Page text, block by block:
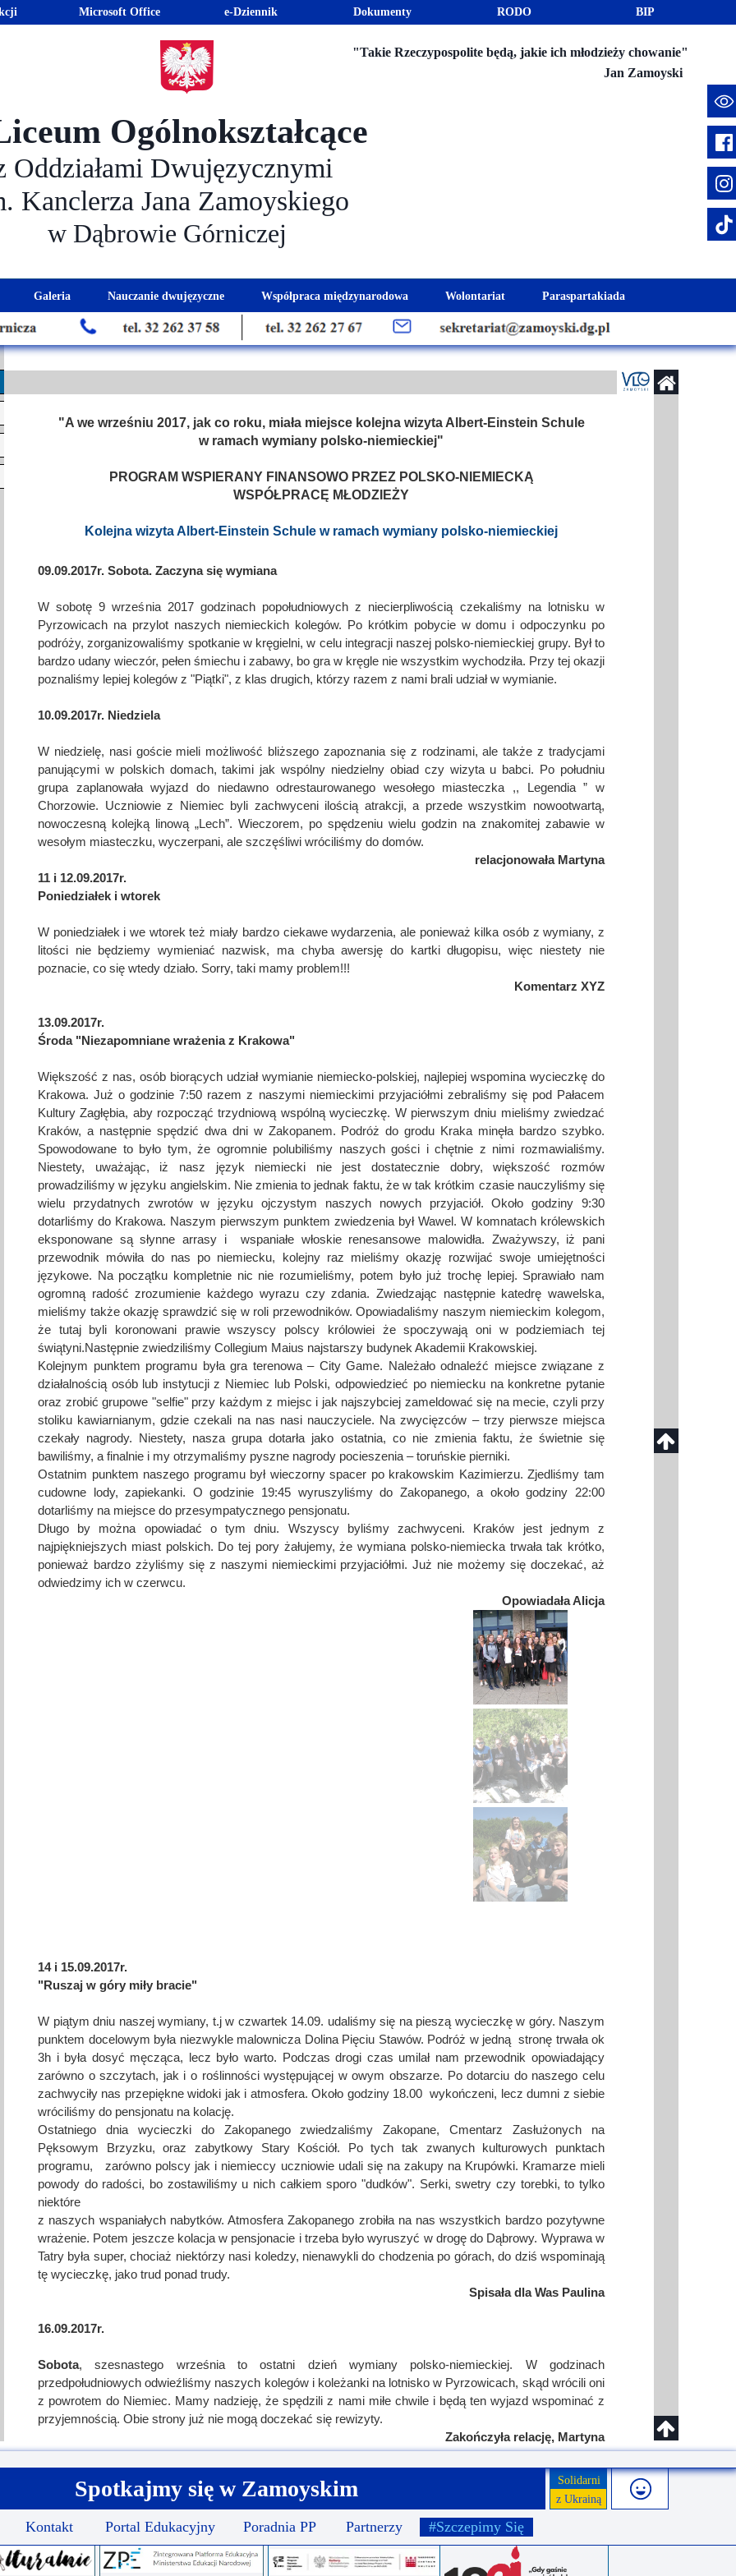
14 i 15.09.2017r.
"Ruszaj w góry miły bracie"
W piątym dniu naszej wymiany, t.j w czwartek 14.09. udaliśmy się na pieszą wycieczkę w góry. Naszym
punktem docelowym była niezwykle malownicza Dolina Pięciu Stawów. Podróż w jedną stronę trwała ok
3h i była dosyć męcząca, lecz było warto. Podczas drogi czas umilał nam przewodnik opowiadający
zarówno o szczytach, jak i o roślinności występującej w owym obszarze. Po dotarciu do naszego celu
zachwyciły nas przepiękne widoki jak i atmosfera. Około godziny 18.00 wykończeni, lecz dumni z siebie
wróciliśmy do pensjonatu na kolację.
Ostatniego dnia wycieczki do Zakopanego zwiedzaliśmy Zakopane, Cmentarz Zasłużonych na
Pęksowym Brzyzku, oraz zabytkowy Stary Kościół. Po tych tak zwanych kulturowych punktach
programu, zarówno polscy jak i niemieccy uczniowie udali się na zakupy na Krupówki. Kramarze mieli
powody do radości, bo zostawiliśmy u nich całkiem sporo "dudków". Serki, swetry czy torebki, to tylko
niektóre
z naszych wspaniałych nabytków. Atmosfera Zakopanego zrobiła na nas wszystkich bardzo pozytywne
wrażenie. Potem jeszcze kolacja w pensjonacie i trzeba było wyruszyć w drogę do Dąbrowy. Wyprawa w
Tatry była super, chociaż niektórzy nasi koledzy, nienawykli do chodzenia po górach, do dziś wspominają
tę wycieczkę, jako trud ponad trudy.
Spisała dla Was Paulina
16.09.2017r.
Sobota, szesnastego września to ostatni dzień wymiany polsko-niemieckiej. W godzinach
przedpołudniowych odwieźliśmy naszych kolegów i koleżanki na lotnisko w Pyrzowicach, skąd wrócili oni
z powrotem do Niemiec. Mamy nadzieję, że spędzili z nami miłe chwile i będą ten wyjazd wspominać z
przyjemnością. Obie strony już nie mogą doczekać się rewizyty.
Zakończyła relację, Martyna
09.09.2017r. Sobota. Zaczyna się wymiana
W sobotę 9 września 2017 godzinach popołudniowych z niecierpliwością czekaliśmy na lotnisku w
Pyrzowicach na przylot naszych niemieckich kolegów. Po krótkim pobycie w domu i odpoczynku po
podróży, zorganizowaliśmy spotkanie w kręgielni, w celu integracji naszej polsko-niemieckiej grupy. Był to
bardzo udany wieczór, pełen śmiechu i zabawy, bo gra w kręgle nie wszystkim wychodziła. Przy tej okazji
poznaliśmy lepiej kolegów z "Piątki", z klas drugich, którzy razem z nami brali udział w wymianie.
10.09.2017r. Niedziela
W niedzielę, nasi goście mieli możliwość bliższego zapoznania się z rodzinami, ale także z tradycjami
panującymi w polskich domach, takimi jak wspólny niedzielny obiad czy wizyta u babci. Po południu
grupa zaplanowała wyjazd do niedawno odrestaurowanego wesołego miasteczka ,, Legendia ” w
Chorzowie. Uczniowie z Niemiec byli zachwyceni ilością atrakcji, a przede wszystkim nowootwartą,
nowoczesną kolejką linową „Lech”. Wieczorem, po spędzeniu wielu godzin na znakomitej zabawie w
wesołym miasteczku, wyczerpani, ale szczęśliwi wróciliśmy do domów.
relacjonowała Martyna
11 i 12.09.2017r.
Poniedziałek i wtorek
W poniedziałek i we wtorek też miały bardzo ciekawe wydarzenia, ale ponieważ kilka osób z wymiany, z
litości nie będziemy wymieniać nazwisk, ma chyba awersję do kartki długopisu, więc niestety nie
poznacie, co się wtedy działo. Sorry, taki mamy problem!!!
Komentarz XYZ
13.09.2017r.
Środa "Niezapomniane wrażenia z Krakowa"
Większość z nas, osób biorących udział wymianie niemiecko-polskiej, najlepiej wspomina wycieczkę do
Krakowa. Już o godzinie 7:50 razem z naszymi niemieckimi przyjaciółmi zebraliśmy się pod Pałacem
Kultury Zagłębia, aby rozpocząć trzydniową wspólną wycieczkę. W pierwszym dniu mieliśmy zwiedzać
Kraków, a następnie spędzić dwa dni w Zakopanem. Podróż do grodu Kraka minęła bardzo szybko.
Spowodowane to było tym, że ogromnie polubiliśmy naszych gości i chętnie z nimi rozmawialiśmy.
Niestety, uważając, iż nasz język niemiecki nie jest dostatecznie dobry, większość rozmów
prowadziliśmy w języku angielskim. Nie zmienia to jednak faktu, że w tak krótkim czasie nauczyliśmy się
wielu przydatnych zwrotów w języku ojczystym naszych nowych przyjaciół. Około godziny 9:30
dotarliśmy do Krakowa. Naszym pierwszym punktem zwiedzenia był Wawel. W komnatach królewskich
eksponowane są słynne arrasy i wspaniałe włoskie renesansowe malowidła. Zważywszy, iż pani
przewodnik mówiła do nas po niemiecku, kolejny raz mieliśmy okazję rozwijać swoje umiejętności
językowe. Na początku kompletnie nic nie rozumieliśmy, potem było już trochę lepiej. Sprawiało nam
ogromną radość zrozumienie każdego wyrazu czy zdania. Zwiedzając następnie katedrę wawelska,
mieliśmy także okazję sprawdzić się w roli przewodników. Opowiadaliśmy naszym niemieckim kolegom,
że tutaj byli koronowani prawie wszyscy polscy królowiei że spoczywają oni w podziemiach tej
świątyni.Następnie zwiedziliśmy Collegium Maius najstarszy budynek Akademii Krakowskiej.
Kolejnym punktem programu była gra terenowa – City Game. Należało odnaleźć miejsce związane z
działalnością osób lub instytucji z Niemiec lub Polski, odpowiedzieć po niemiecku na konkretne pytanie
oraz zrobić grupowe "selfie" przy każdym z miejsc i jak najszybciej zameldować się na mecie, czyli przy
stoliku kawiarnianym, gdzie czekali na nas nasi nauczyciele. Na zwycięzców – trzy pierwsze miejsca
czekały nagrody. Niestety, nasza grupa dotarła jako ostatnia, co nie zmienia faktu, że świetnie się
bawiliśmy, a finalnie i my otrzymaliśmy pyszne nagrody pocieszenia – toruńskie pierniki.
Ostatnim punktem naszego programu był wieczorny spacer po krakowskim Kazimierzu. Zjedliśmy tam
cudowne lody, zapiekanki. O godzinie 19:45 wyruszyliśmy do Zakopanego, a około godziny 22:00
dotarliśmy na miejsce do przesympatycznego pensjonatu.
Długo by można opowiadać o tym dniu. Wszyscy byliśmy zachwyceni. Kraków jest jednym z
najpiękniejszych miast polskich. Do tej pory żałujemy, że wymiana polsko-niemiecka trwała tak krótko,
ponieważ bardzo zżyliśmy się z naszymi niemieckimi przyjaciółmi. Już nie możemy się doczekać, aż
odwiedzimy ich w czerwcu.
Opowiadała Alicja
"A we wrześniu 2017, jak co roku, miała miejsce kolejna wizyta Albert-Einstein Schule
w ramach wymiany polsko-niemieckiej"
PROGRAM WSPIERANY FINANSOWO PRZEZ POLSKO-NIEMIECKĄ
WSPÓŁPRACĘ MŁODZIEŻY
Kolejna wizyta Albert-Einstein Schule w ramach wymiany polsko-niemieckiej
spotkań z rodzicami
Psychologiczno-Pedagogiczna
Ubezpieczenie
Galeria Nauczanie dwujęzyczne
Kadra dwujęzyczna
Współpraca międzynarodowa
Erasmus+
Youth For Understanding
Model International Criminal Court
Wymiana polsko-niemiecka
Wymiana polsko-portugalska
Wolontariat
Akcje charytatywne
Krwiodawstwo
Młodzi Jałmużnicy
Paraspartakiada
Fundusz Stypendialny "Jesteśmy
Geneza i idea
językowych
Ogólnokształcące
Oddziałami Dwujęzycznymi
Kanclerza Jana Zamoyskiego
w Dąbrowie Górniczej
"Takie Rzeczypospolite będą, jakie ich młodzieży chowanie"
BIP
RODO
Dokumenty
e-Dziennik
Microsoft Office
Jan Zamoyski
Solidarni
z Ukrainą
#Szczepimy Się
Partnerzy
Poradnia PP
Portal Edukacyjny
Kontakt
Spotkajmy się w Zamoyskim